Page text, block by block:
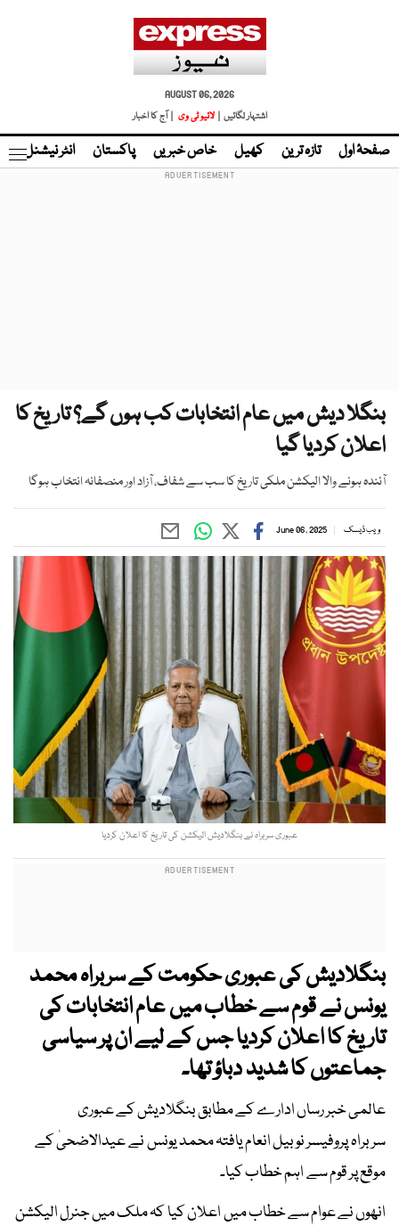
AUGUST 06, 2026
اشتہار لگائیں |
لائیو ٹی وی | آج کا اخبار
صفحۂ اول تازہ ترین کھیل خاص خبریں پاکستان انٹر نیشنل
بنگلا دیش میں عام انتخابات کب ہوں گے؟ تاریخ کا
اعلان کردیا گیا
آئندہ ہونے والا الیکشن ملکی تاریخ کا سب سے شفاف، آزاد اور منصفانہ انتخاب ہوگا
ویب ڈیسک June 06, 2025
عبوری سربراہ نے بنگلادیش الیکشن کی تاریخ کا اعلان کردیا
بنگلادیش کی عبوری حکومت کے سربراہ محمد
یونس نے قوم سے خطاب میں عام انتخابات کی
تاریخ کا اعلان کردیا جس کے لیے ان پر سیاسی
جماعتوں کا شدید دباؤ تھا۔
عالمی خبر رساں ادارے کے مطابق بنگلادیش کے عبوری
سربراہ پروفیسر نوبیل انعام یافتہ محمد یونس نے عیدالاضحیٰ کے
موقع پر قوم سے اہم خطاب کیا۔
انھوں نے عوام سے خطاب میں اعلان کیا کہ ملک میں جنرل الیکشن